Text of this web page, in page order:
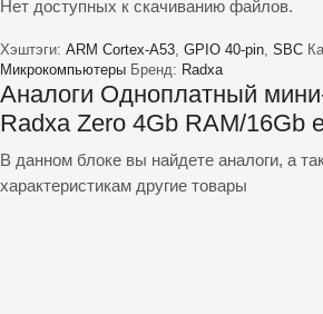
Нет доступных к скачиванию файлов.
Хэштэги: ARM Cortex-A53, GPIO 40-pin, SBC
Микрокомпьютеры Бренд: Radxa
Аналоги Одноплатный
Radxa Zero 4Gb RAM/16Gb
В данном блоке вы найдете аналоги, а
характеристикам другие товары